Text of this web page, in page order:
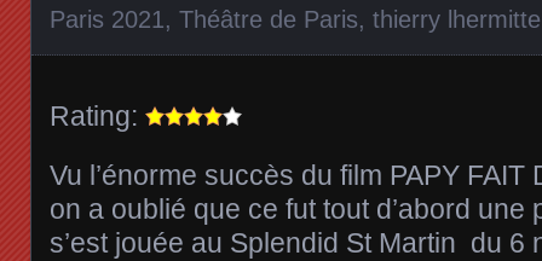
Paris 2021, Théâtre de Paris, thierry lhermitte
Rating:
Vu l’énorme succès du film PAPY FAIT
on a oublié que ce fut tout d’abord une
s’est jouée au Splendid St Martin du 6